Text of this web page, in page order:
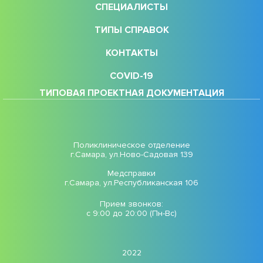
СПЕЦИАЛИСТЫ
ТИПЫ СПРАВОК
КОНТАКТЫ
COVID-19
ТИПОВАЯ ПРОЕКТНАЯ ДОКУМЕНТАЦИЯ
Поликлиническое отделение
г.Самара, ул.Ново-Садовая 139
Медсправки
г.Самара, ул.Республиканская 106
Прием звонков:
с 9:00 до 20:00 (Пн-Вс)
2022